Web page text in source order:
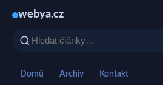
webya.cz
Domů Archiv Kontakt